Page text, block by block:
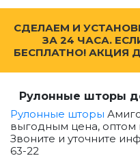
СДЕЛАЕМ И
ЗА 24 ЧАСА.
БЕСПЛАТНО! АКЦИЯ
Рулонные шторы
Рулонные шторы
выгодным цена, оптом
Звоните и уточните
63-22